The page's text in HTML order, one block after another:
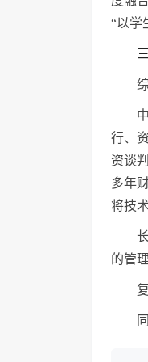
“以学
行、
资谈
多年
将技
的管